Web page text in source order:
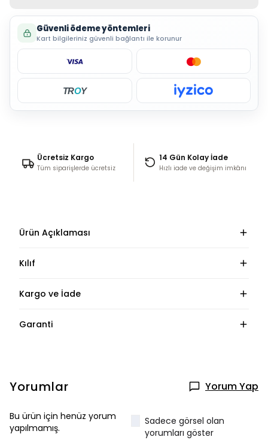
Güvenli ödeme yöntemleri
Kart bilgileriniz güvenli bağlantı ile korunur
TROY
Ücretsiz Kargo
Tüm siparişlerde ücretsiz
14 Gün Kolay İade
Hızlı iade ve değişim imkânı
Ürün Açıklaması
Kılıf
Kargo ve İade
Garanti
Yorumlar Yorum Yap
Bu ürün için henüz yorum
yapılmamış.
Sadece görsel olan
yorumları göster